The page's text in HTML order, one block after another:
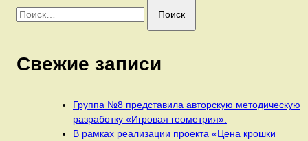
Свежие записи
Группа №8 представила авторскую методическую
разработку «Игровая геометрия».
В рамках реализации проекта «Цена крошки